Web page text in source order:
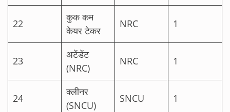
22
कुक कम
केयर टेकर
NRC 1
23
अटेंडेंट
(NRC)
NRC 1
24
क्लीनर
(SNCU)
SNCU 1